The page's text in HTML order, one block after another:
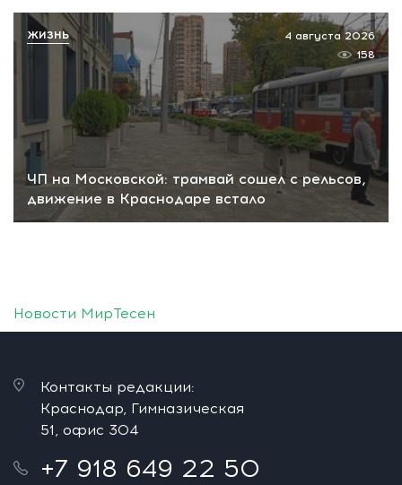
ЧП на Московской: трамвай сошел с рельсов,
движение в Краснодаре встало
4 августа 2026
158
ЖИЗНЬ
Новости МирТесен
Контакты редакции:
Краснодар, Гимназическая
51, офис 304
+7 918 649 22 50